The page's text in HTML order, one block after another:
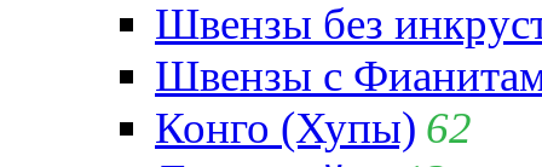
Швензы без
Швензы с
Конго (Хупы) 62